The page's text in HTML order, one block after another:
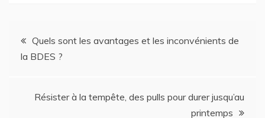
Navigation
l’article
Quels sont les avantages et les inconvénients de
la BDES ?
Résister à la tempête, des pulls pour durer jusqu’au
printemps